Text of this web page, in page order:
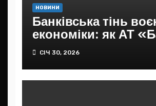
НОВИНИ
Банківська тінь
економіки: як АТ
Український капітал»
опинився в епіцентрі
підозр щодо…
СІЧ 30, 2026